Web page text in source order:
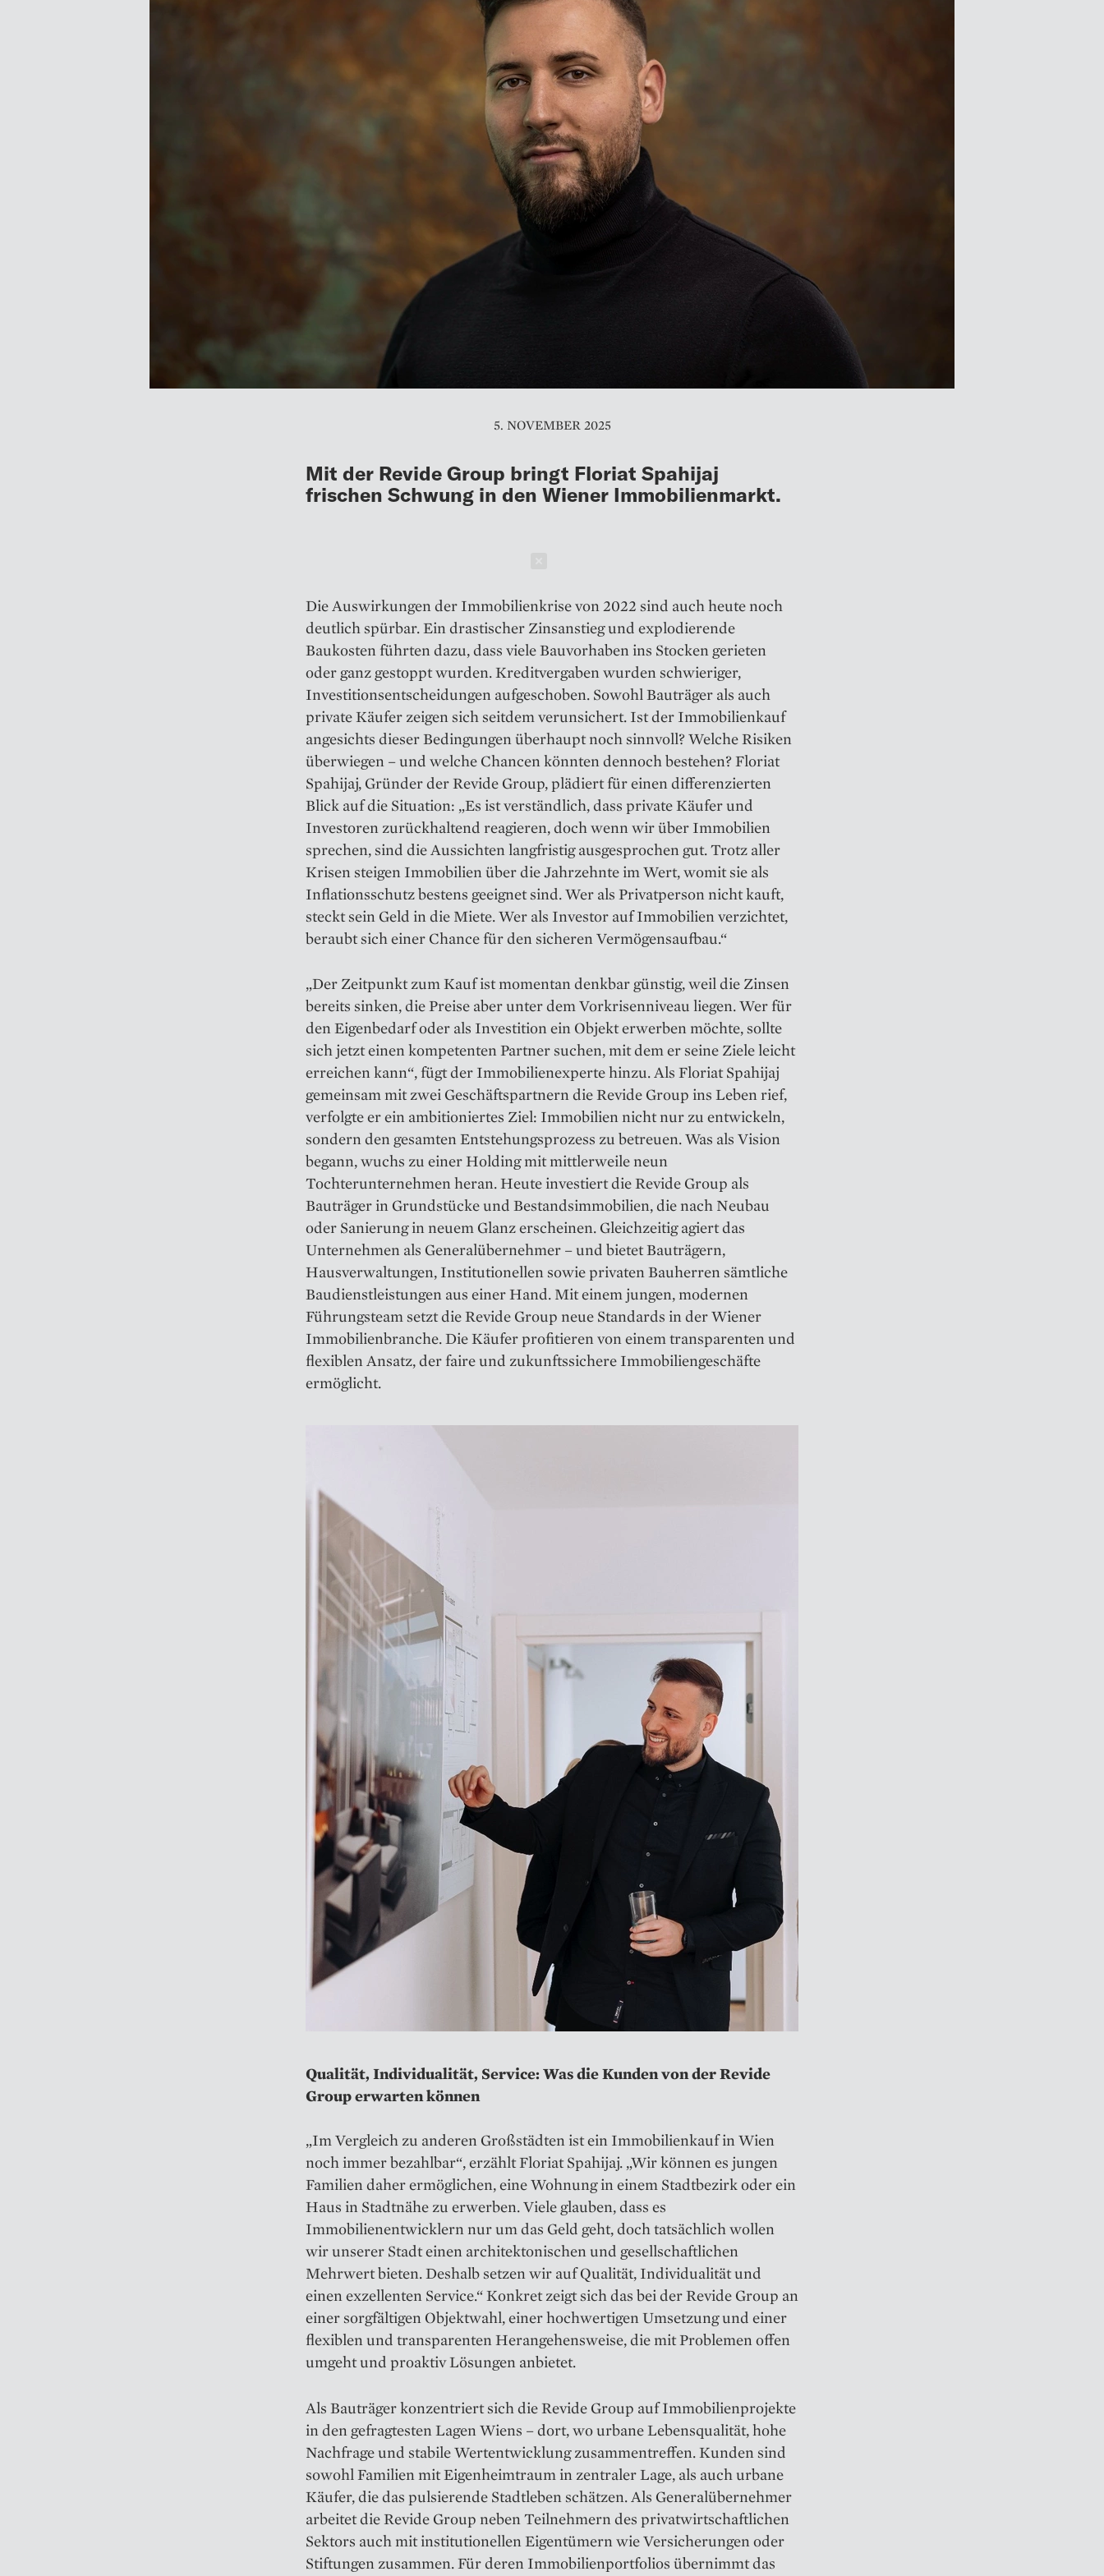
5. NOVEMBER 2025
Mit der Revide Group bringt Floriat Spahijaj
frischen Schwung in den Wiener Immobilienmarkt.
Die Auswirkungen der Immobilienkrise von 2022 sind auch heute noch
deutlich spürbar. Ein drastischer Zinsanstieg und explodierende
Baukosten führten dazu, dass viele Bauvorhaben ins Stocken gerieten
oder ganz gestoppt wurden. Kreditvergaben wurden schwieriger,
Investitionsentscheidungen aufgeschoben. Sowohl Bauträger als auch
private Käufer zeigen sich seitdem verunsichert. Ist der Immobilienkauf
angesichts dieser Bedingungen überhaupt noch sinnvoll? Welche Risiken
überwiegen – und welche Chancen könnten dennoch bestehen? Floriat
Spahijaj, Gründer der Revide Group, plädiert für einen differenzierten
Blick auf die Situation: „Es ist verständlich, dass private Käufer und
Investoren zurückhaltend reagieren, doch wenn wir über Immobilien
sprechen, sind die Aussichten langfristig ausgesprochen gut. Trotz aller
Krisen steigen Immobilien über die Jahrzehnte im Wert, womit sie als
Inflationsschutz bestens geeignet sind. Wer als Privatperson nicht kauft,
steckt sein Geld in die Miete. Wer als Investor auf Immobilien verzichtet,
beraubt sich einer Chance für den sicheren Vermögensaufbau.“
„Der Zeitpunkt zum Kauf ist momentan denkbar günstig, weil die Zinsen
bereits sinken, die Preise aber unter dem Vorkrisenniveau liegen. Wer für
den Eigenbedarf oder als Investition ein Objekt erwerben möchte, sollte
sich jetzt einen kompetenten Partner suchen, mit dem er seine Ziele leicht
erreichen kann“, fügt der Immobilienexperte hinzu. Als Floriat Spahijaj
gemeinsam mit zwei Geschäftspartnern die Revide Group ins Leben rief,
verfolgte er ein ambitioniertes Ziel: Immobilien nicht nur zu entwickeln,
sondern den gesamten Entstehungsprozess zu betreuen. Was als Vision
begann, wuchs zu einer Holding mit mittlerweile neun
Tochterunternehmen heran. Heute investiert die Revide Group als
Bauträger in Grundstücke und Bestandsimmobilien, die nach Neubau
oder Sanierung in neuem Glanz erscheinen. Gleichzeitig agiert das
Unternehmen als Generalübernehmer – und bietet Bauträgern,
Hausverwaltungen, Institutionellen sowie privaten Bauherren sämtliche
Baudienstleistungen aus einer Hand. Mit einem jungen, modernen
Führungsteam setzt die Revide Group neue Standards in der Wiener
Immobilienbranche. Die Käufer profitieren von einem transparenten und
flexiblen Ansatz, der faire und zukunftssichere Immobiliengeschäfte
ermöglicht.
Qualität, Individualität, Service: Was die Kunden von der Revide
Group erwarten können
„Im Vergleich zu anderen Großstädten ist ein Immobilienkauf in Wien
noch immer bezahlbar“, erzählt Floriat Spahijaj. „Wir können es jungen
Familien daher ermöglichen, eine Wohnung in einem Stadtbezirk oder ein
Haus in Stadtnähe zu erwerben. Viele glauben, dass es
Immobilienentwicklern nur um das Geld geht, doch tatsächlich wollen
wir unserer Stadt einen architektonischen und gesellschaftlichen
Mehrwert bieten. Deshalb setzen wir auf Qualität, Individualität und
einen exzellenten Service.“ Konkret zeigt sich das bei der Revide Group an
einer sorgfältigen Objektwahl, einer hochwertigen Umsetzung und einer
flexiblen und transparenten Herangehensweise, die mit Problemen offen
umgeht und proaktiv Lösungen anbietet.
Als Bauträger konzentriert sich die Revide Group auf Immobilienprojekte
in den gefragtesten Lagen Wiens – dort, wo urbane Lebensqualität, hohe
Nachfrage und stabile Wertentwicklung zusammentreffen. Kunden sind
sowohl Familien mit Eigenheimtraum in zentraler Lage, als auch urbane
Käufer, die das pulsierende Stadtleben schätzen. Als Generalübernehmer
arbeitet die Revide Group neben Teilnehmern des privatwirtschaftlichen
Sektors auch mit institutionellen Eigentümern wie Versicherungen oder
Stiftungen zusammen. Für deren Immobilienportfolios übernimmt das